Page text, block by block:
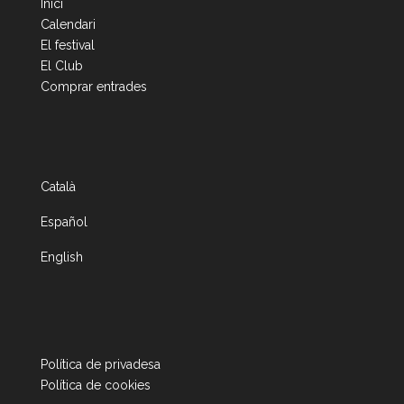
Inici
Calendari
El festival
El Club
Comprar entrades
Català
Español
English
Política de privadesa
Política de cookies